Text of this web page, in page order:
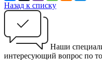
Назад к списку
Наши
интересующий вопрос по